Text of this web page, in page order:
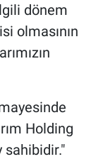
dönem
olmasının
Holding
sahibidir."